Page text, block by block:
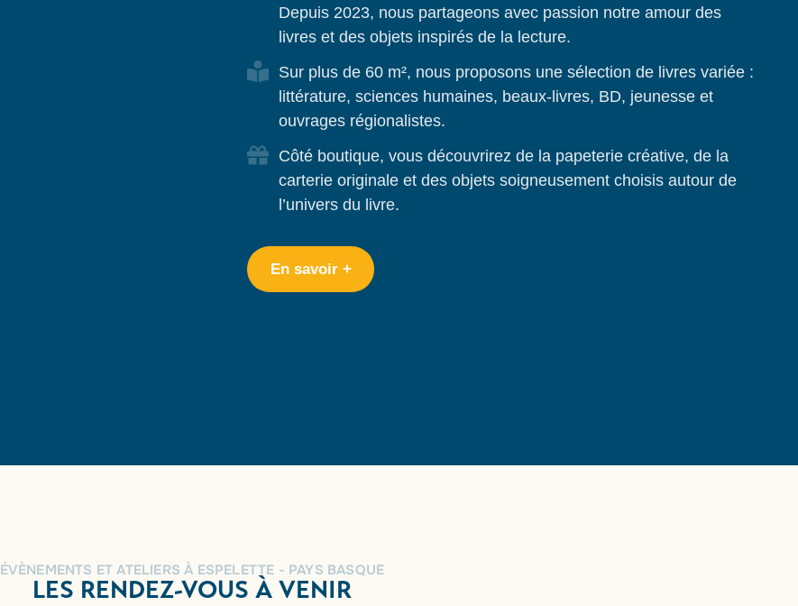
Depuis 2023, nous partageons avec passion notre amour des
livres et des objets inspirés de la lecture.
Sur plus de 60 m², nous proposons une sélection de livres variée :
littérature, sciences humaines, beaux-livres, BD, jeunesse et
ouvrages régionalistes.
Côté boutique, vous découvrirez de la papeterie créative, de la
carterie originale et des objets soigneusement choisis autour de
l’univers du livre.
En savoir +
ÉVÈNEMENTS ET ATELIERS À ESPELETTE - PAYS BASQUE
LES RENDEZ-VOUS À VENIR